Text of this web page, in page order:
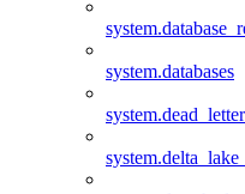
system.databases